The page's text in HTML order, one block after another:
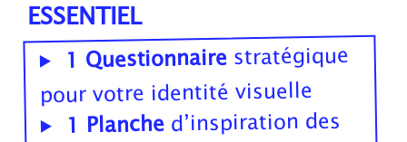
ESSENTIEL
1 Questionnaire stratégique
pour votre identité visuelle
1 Planche d’inspiration des